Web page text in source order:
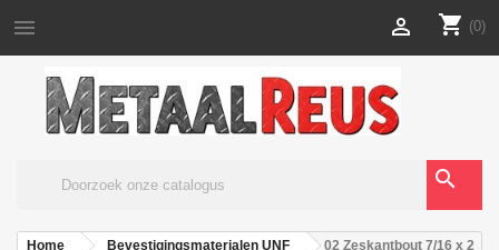
 shopping_cart (0)

search
Home Bevestigingsmaterialen UNF
02 Zeskantbout 7/16 x 2